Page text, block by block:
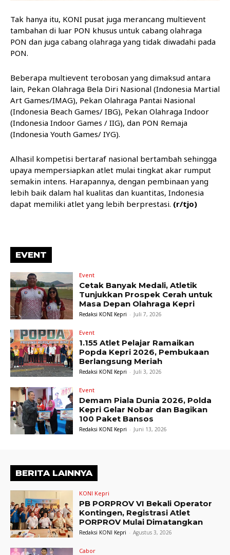
Tak hanya itu, KONI pusat juga merancang multievent
tambahan di luar PON khusus untuk cabang olahraga
PON dan juga cabang olahraga yang tidak diwadahi pada
PON.
Beberapa multievent terobosan yang dimaksud antara
lain, Pekan Olahraga Bela Diri Nasional (Indonesia Martial
Art Games/IMAG), Pekan Olahraga Pantai Nasional
(Indonesia Beach Games/ IBG), Pekan Olahraga Indoor
(Indonesia Indoor Games / IIG), dan PON Remaja
(Indonesia Youth Games/ IYG).
Alhasil kompetisi bertaraf nasional bertambah sehingga
upaya mempersiapkan atlet mulai tingkat akar rumput
semakin intens. Harapannya, dengan pembinaan yang
lebih baik dalam hal kualitas dan kuantitas, Indonesia
dapat memiliki atlet yang lebih berprestasi. (r/tjo)
o
n
t
i
n
u
e
R
e
a
i
n
g
EVENT
Event
Cetak Banyak Medali, Atletik
Tunjukkan Prospek Cerah untuk
Masa Depan Olahraga Kepri
Redaksi KONI Kepri - Juli 7, 2026
Event
1.155 Atlet Pelajar Ramaikan
Popda Kepri 2026, Pembukaan
Berlangsung Meriah
Redaksi KONI Kepri - Juli 3, 2026
Event
Demam Piala Dunia 2026, Polda
Kepri Gelar Nobar dan Bagikan
100 Paket Bansos
Redaksi KONI Kepri - Juni 13, 2026
BERITA LAINNYA
KONI Kepri
PB PORPROV VI Bekali Operator
Kontingen, Registrasi Atlet
PORPROV Mulai Dimatangkan
Redaksi KONI Kepri - Agustus 3, 2026
Cabor